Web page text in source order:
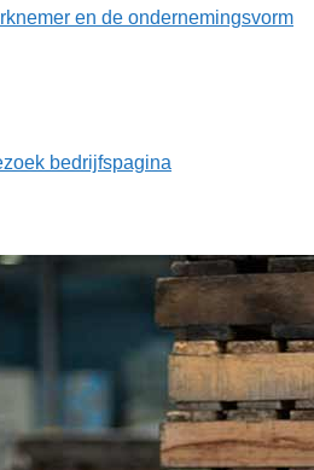
en de ondernemingsvorm
bedrijfspagina